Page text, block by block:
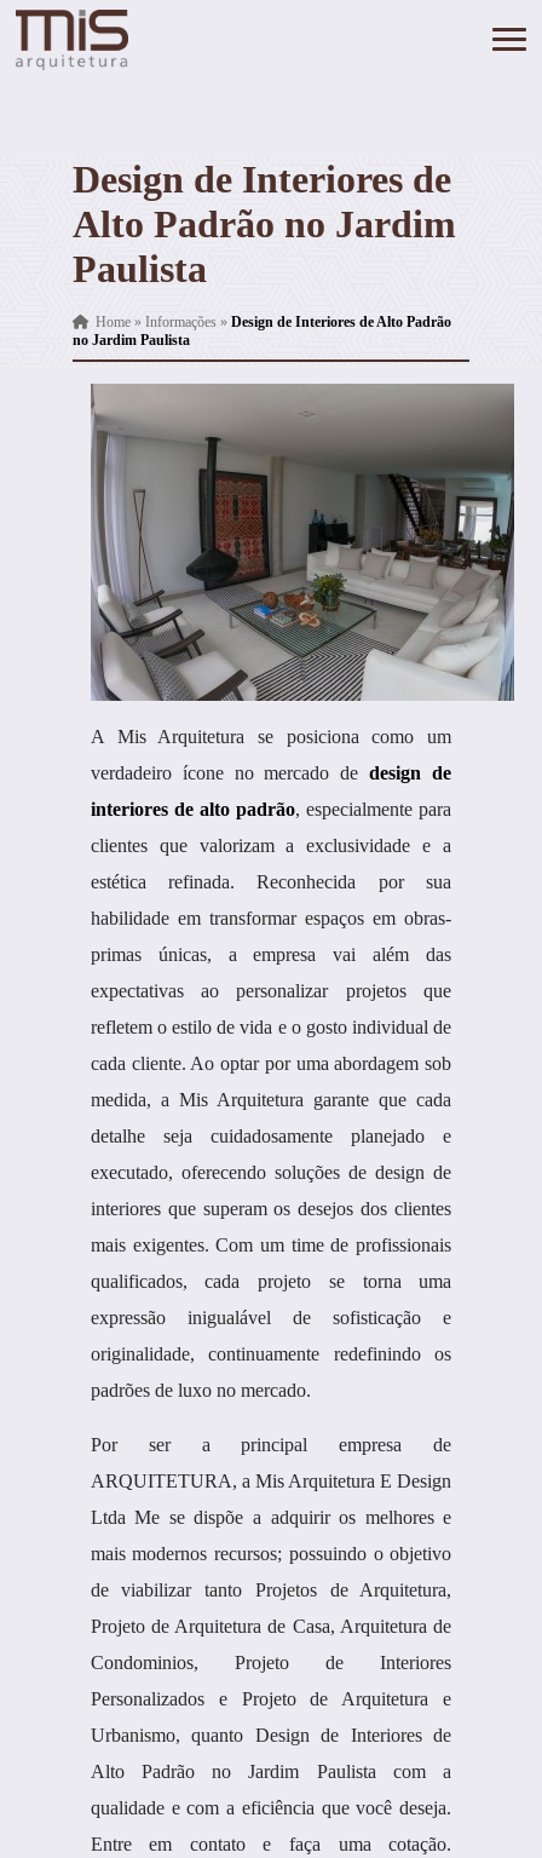
Design de Interiores de
Alto Padrão no Jardim
Paulista
Home» Informações » Design de Interiores de Alto Padrão
no Jardim Paulista
A Mis Arquitetura se posiciona como um
verdadeiro ícone no mercado dedesign de
interiores de alto padrão, especialmente para
clientes que valorizam a exclusividade e a
estética refinada. Reconhecida por sua
habilidade em transformar espaços em obras-
primas únicas, a empresa vai além das
expectativas ao personalizar projetos que
refletem o estilo de vida e o gosto individual de
cada cliente. Ao optar por uma abordagem sob
medida, a Mis Arquitetura garante que cada
detalhe seja cuidadosamente planejado e
executado, oferecendo soluções de design de
interiores que superam os desejos dos clientes
mais exigentes. Com um time de profissionais
qualificados, cada projeto se torna uma
expressão inigualável de sofisticação e
originalidade, continuamente redefinindo os
padrões de luxo no mercado.
Por ser a principal empresa de
ARQUITETURA, a Mis Arquitetura E Design
Ltda Me se dispõe a adquirir os melhores e
mais modernos recursos; possuindo o objetivo
de viabilizar tanto Projetos de Arquitetura,
Projeto de Arquitetura de Casa, Arquitetura de
Condominios, Projeto de Interiores
Personalizados e Projeto de Arquitetura e
Urbanismo, quanto Design de Interiores de
Alto Padrão no Jardim Paulista com a
qualidade e com a eficiência que você deseja.
Entre em contato e faça uma cotação.